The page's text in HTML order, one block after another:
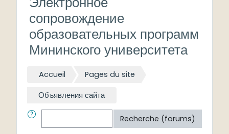
сопровождение
образовательных программ
Мининского университета
Accueil Pages du site
Объявления сайта
Rechercher
Recherche (forums)